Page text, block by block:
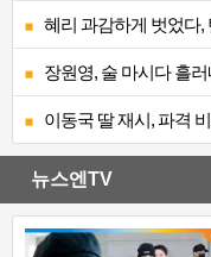
혜리 과감하게 벗었다,
장원영, 술 마시다 흘
이동국 딸 재시, 파격
뉴스엔TV